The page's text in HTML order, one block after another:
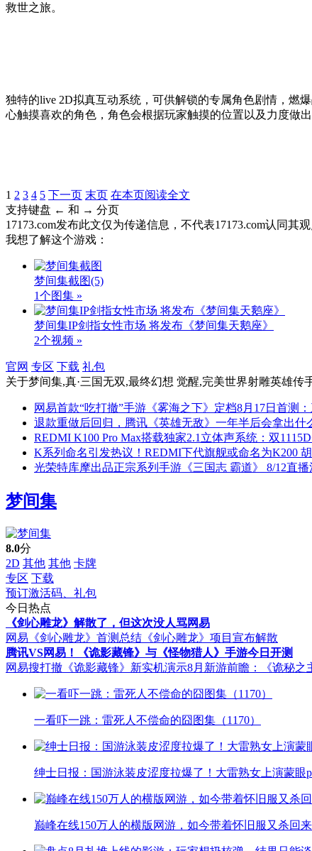
救世之旅。
独特的live 2D拟真互动系统，可供解锁的专属角色剧情，燃
心触摸喜欢的角色，角色会根据玩家触摸的位置以及力度做
1 2 3 4 5 下一页 末页 在本页阅读全文
支持键盘 ← 和 → 分页
17173.com发布此文仅为传递信息，不代表17173.com认同其
我想了解这个游戏：
梦间集截图(5)
1个图集 »
梦间集IP剑指女性市场 将发布《梦间集天鹅座》
2个视频 »
官网 专区 下载 礼包
关于梦间集,真·三国无双,最终幻想 觉醒,完美世界射雕英雄传
网易首款“吃打撤”手游《雾海之下》定档8月17日首测
退款重做后回归，腾讯《英雄无敌》一年半后会拿出什
REDMI K100 Pro Max搭载独家2.1立体声系统：双
K系列命名引发热议！REDMI下代旗舰或命名为K200
光荣特库摩出品正宗系列手游《三国志 霸道》 8/12直
梦间集
8.0分
2D 其他 其他 卡牌
专区 下载
预订激活码、礼包
今日热点
《剑心雕龙》解散了，但这次没人骂网易
网易《剑心雕龙》首测总结 《剑心雕龙》项目宣布解散
腾讯VS网易！《诡影藏锋》与《怪物猎人》手游今日开测
网易搜打撤《诡影藏锋》新实机演示8月新游前瞻：《诡秘之
一看吓一跳：雷死人不偿命的囧图集（1170）
绅士日报：国游泳装皮涩度拉爆了！大雷熟女上演蒙眼
巅峰在线150万人的横版网游，如今带着怀旧服又杀回来